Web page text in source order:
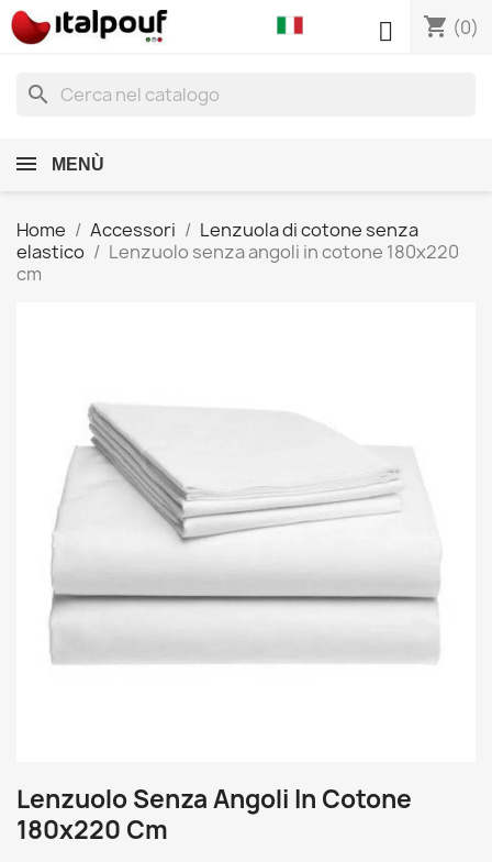
shopping_cart (0)

search
MENÙ
Home Accessori
Lenzuola di cotone senza
elastico
Lenzuolo senza angoli in cotone 180x220
cm
Lenzuolo Senza Angoli In Cotone
180x220 Cm